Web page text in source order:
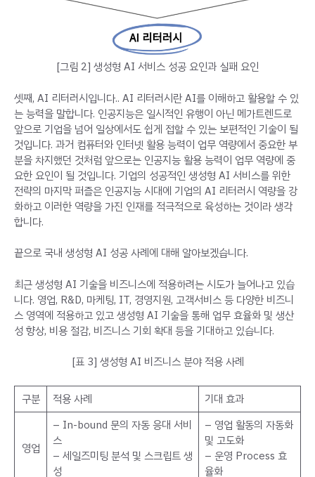
[그림 2] 생성형 AI 서비스 성공 요인과 실패 요인
셋째, AI 리터러시입니다.. AI 리터러시란 AI를 이해하고 활용할 수 있
는 능력을 말합니다. 인공지능은 일시적인 유행이 아닌 메가트렌드로
앞으로 기업을 넘어 일상에서도 쉽게 접할 수 있는 보편적인 기술이 될
것입니다. 과거 컴퓨터와 인터넷 활용 능력이 업무 역량에서 중요한 부
분을 차지했던 것처럼 앞으로는 인공지능 활용 능력이 업무 역량에 중
요한 요인이 될 것입니다. 기업의 성공적인 생성형 AI 서비스를 위한
전략의 마지막 퍼즐은 인공지능 시대에 기업의 AI 리터러시 역량을 강
화하고 이러한 역량을 가진 인재를 적극적으로 육성하는 것이라 생각
합니다.
끝으로 국내 생성형 AI 성공 사례에 대해 알아보겠습니다.
최근 생성형 AI 기술을 비즈니스에 적용하려는 시도가 늘어나고 있습
니다. 영업, R&D, 마케팅, IT, 경영지원, 고객서비스 등 다양한 비즈니
스 영역에 적용하고 있고 생성형 AI 기술을 통해 업무 효율화 및 생산
성 향상, 비용 절감, 비즈니스 기회 확대 등을 기대하고 있습니다.
[표 3] 생성형 AI 비즈니스 분야 적용 사례
구분 적용 사례 기대 효과
영업
– In-bound 문의 자동 응대 서비
스
– 세일즈미팅 분석 및 스크립트 생
성
– 영업 활동의 자동화
및 고도화
– 운영 Process 효
율화